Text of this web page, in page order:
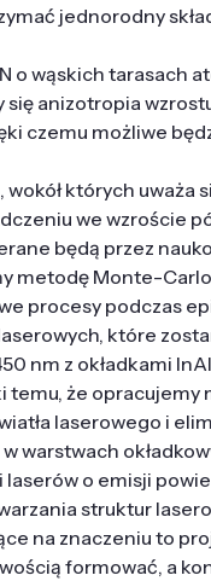
jednorodny
o wąskich tarasach
się anizotropia
czemu możliwe
których
we wzroście
będą przez
metodę Monte-
procesy podczas
które
nm z okładkami
że
laserowego i
warstwach
o emisji
struktur
na znaczeniu to
formować, a